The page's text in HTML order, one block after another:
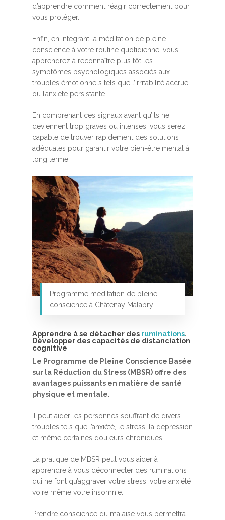
d’apprendre comment réagir correctement pour
vous protéger.
Enfin, en intégrant la méditation de pleine
conscience à votre routine quotidienne, vous
apprendrez à reconnaître plus tôt les
symptômes psychologiques associés aux
troubles émotionnels tels que l’irritabilité accrue
ou l’anxiété persistante.
En comprenant ces signaux avant qu’ils ne
deviennent trop graves ou intenses, vous serez
capable de trouver rapidement des solutions
adéquates pour garantir votre bien-être mental à
long terme.
Programme méditation de pleine
conscience à Châtenay Malabry
Apprendre à se détacher des ruminations.
Développer des capacités de distanciation
cognitive
Le Programme de Pleine Conscience Basée
sur la Réduction du Stress (MBSR) offre des
avantages puissants en matière de santé
physique et mentale.
Il peut aider les personnes souffrant de divers
troubles tels que l’anxiété, le stress, la dépression
et même certaines douleurs chroniques.
La pratique de MBSR peut vous aider à
apprendre à vous déconnecter des ruminations
qui ne font qu’aggraver votre stress, votre anxiété
voire même votre insomnie.
Prendre conscience du malaise vous permettra
Accueil
Méditation
MBSR
MSC
Méditation pleine
Retraite de pleine
Thérapie :
Somatic
Thérapie
Programmes
Développement